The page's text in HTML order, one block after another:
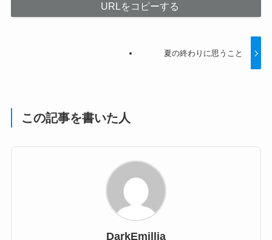
URLをコピーする
夏の終わりに思うこと
この記事を書いた人
DarkEmillia